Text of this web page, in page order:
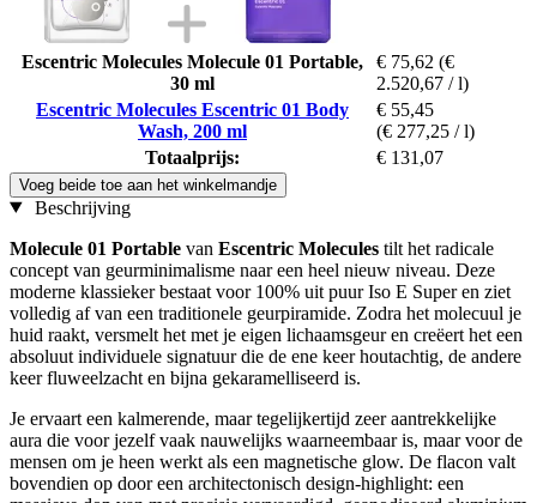
Escentric Molecules Molecule 01 Portable,
30 ml
€ 75,62 (€
2.520,67 / l)
Escentric Molecules Escentric 01 Body
Wash, 200 ml
€ 55,45
(€ 277,25 / l)
Totaalprijs:
€ 131,07
Voeg beide toe aan het winkelmandje
Beschrijving
Molecule 01 Portable van Escentric Molecules tilt het radicale
concept van geurminimalisme naar een heel nieuw niveau. Deze
moderne klassieker bestaat voor 100% uit puur Iso E Super en ziet
volledig af van een traditionele geurpiramide. Zodra het molecuul je
huid raakt, versmelt het met je eigen lichaamsgeur en creëert het een
absoluut individuele signatuur die de ene keer houtachtig, de andere
keer fluweelzacht en bijna gekaramelliseerd is.
Je ervaart een kalmerende, maar tegelijkertijd zeer aantrekkelijke
aura die voor jezelf vaak nauwelijks waarneembaar is, maar voor de
mensen om je heen werkt als een magnetische glow. De flacon valt
bovendien op door een architectonisch design-highlight: een